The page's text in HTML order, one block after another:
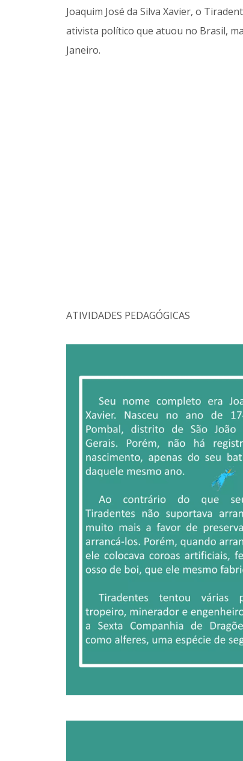
Joaquim José da Silva Xavier, o
ativista político que atuou no Brasil,
Janeiro.
ATIVIDADES PEDAGÓGICAS